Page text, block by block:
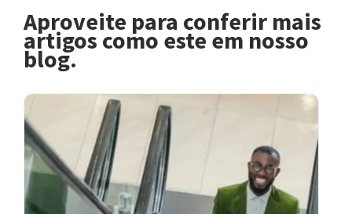
Aproveite para conferir mais
artigos como este em nosso
blog.